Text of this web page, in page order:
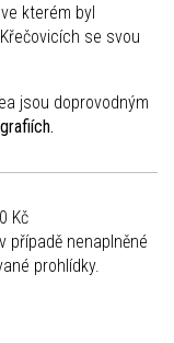
kterém byl
se svou
jsou doprovodným
Kč
případě nenaplněné
prohlídky.